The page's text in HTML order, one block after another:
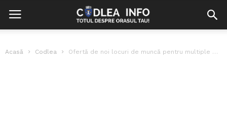
Acasă Codlea Ofertă de noi locuri de muncă pentru multiple meserii